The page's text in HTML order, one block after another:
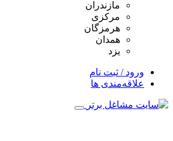
مازندران
مرکزی
هرمزگان
همدان
یزد
ورود / ثبت نام
علاقه‌مندی ها